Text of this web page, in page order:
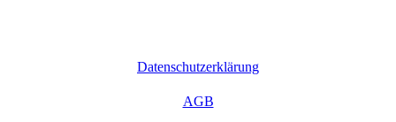
Datenschutzerklärung
AGB